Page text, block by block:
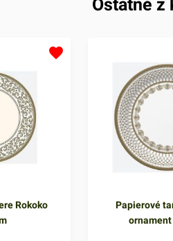
Ostatné z
Rokoko
Papierové
ornament